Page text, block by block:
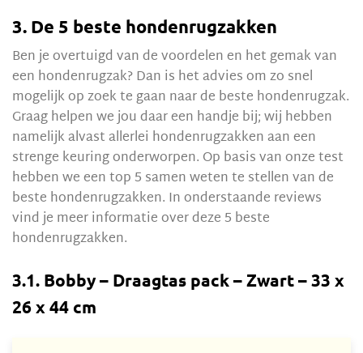
3. De 5 beste hondenrugzakken
Ben je overtuigd van de voordelen en het gemak van
een hondenrugzak? Dan is het advies om zo snel
mogelijk op zoek te gaan naar de beste hondenrugzak.
Graag helpen we jou daar een handje bij; wij hebben
namelijk alvast allerlei hondenrugzakken aan een
strenge keuring onderworpen. Op basis van onze test
hebben we een top 5 samen weten te stellen van de
beste hondenrugzakken. In onderstaande reviews
vind je meer informatie over deze 5 beste
hondenrugzakken.
3.1. Bobby – Draagtas pack – Zwart – 33 x
26 x 44 cm